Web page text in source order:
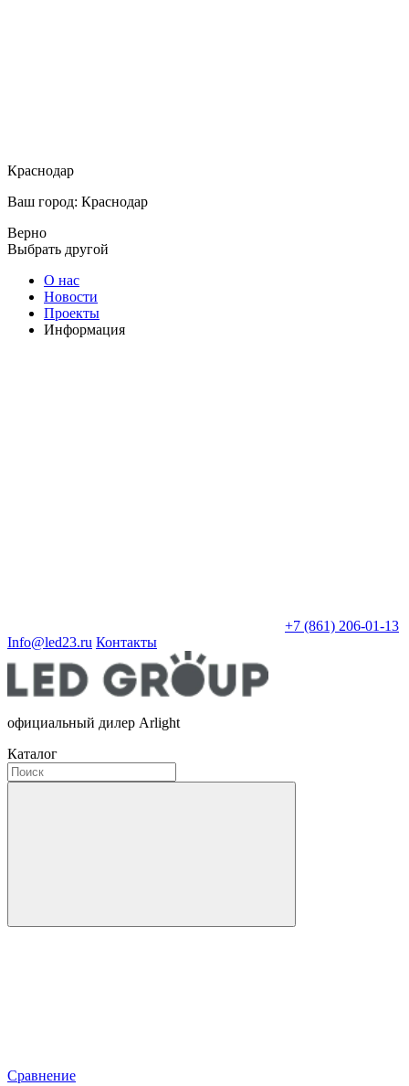
Краснодар
Ваш город: Краснодар
Верно
Выбрать другой
О нас
Новости
Проекты
Информация
+7 (861) 206-01-13
Info@led23.ru Контакты
официальный дилер Arlight
Каталог
Сравнение